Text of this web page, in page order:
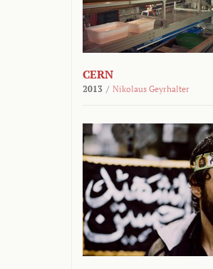
CERN
2013 / Nikolaus Geyrhalter